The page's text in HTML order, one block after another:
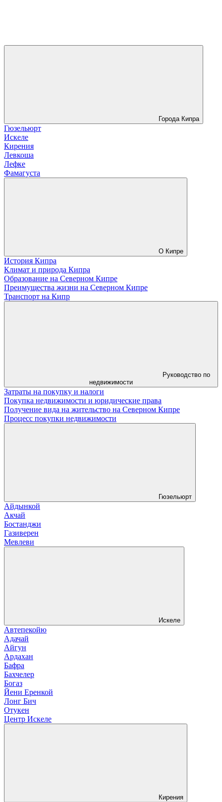
Города Кипра
Гюзельюрт
Искеле
Кирения
Левкоша
Лефке
Фамагуста
О Кипре
История Кипра
Климат и природа Кипра
Образование на Северном Кипре
Преимущества жизни на Северном Кипре
Транспорт на Кипр
Руководство по
недвижимости
Затраты на покупку и налоги
Покупка недвижимости и юридические права
Получение вида на жительство на Северном Кипре
Процесс покупки недвижимости
Гюзельюрт
Айдынкой
Акчай
Бостанджи
Газиверен
Мевлеви
Искеле
Автепекойю
Адачай
Айгун
Ардахан
Бафра
Бахчелер
Богаз
Йени Еренкой
Лонг Бич
Отукен
Центр Искеле
Кирения